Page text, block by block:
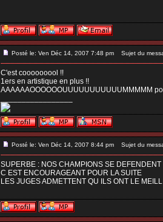
Posté le: Ven Déc 14, 2007 7:48 pm Sujet du
C'est cooooooool !!
1ers en artistique en plus !!
AAAAAAOOOOOOUUUUUUUUUUUMMMMM
_________________
Posté le: Ven Déc 14, 2007 8:44 pm Sujet du
SUPERBE : NOS CHAMPIONS SE
C EST ENCOURAGEANT POUR LA SUITE
LES JUGES ADMETTENT QU ILS ONT LE